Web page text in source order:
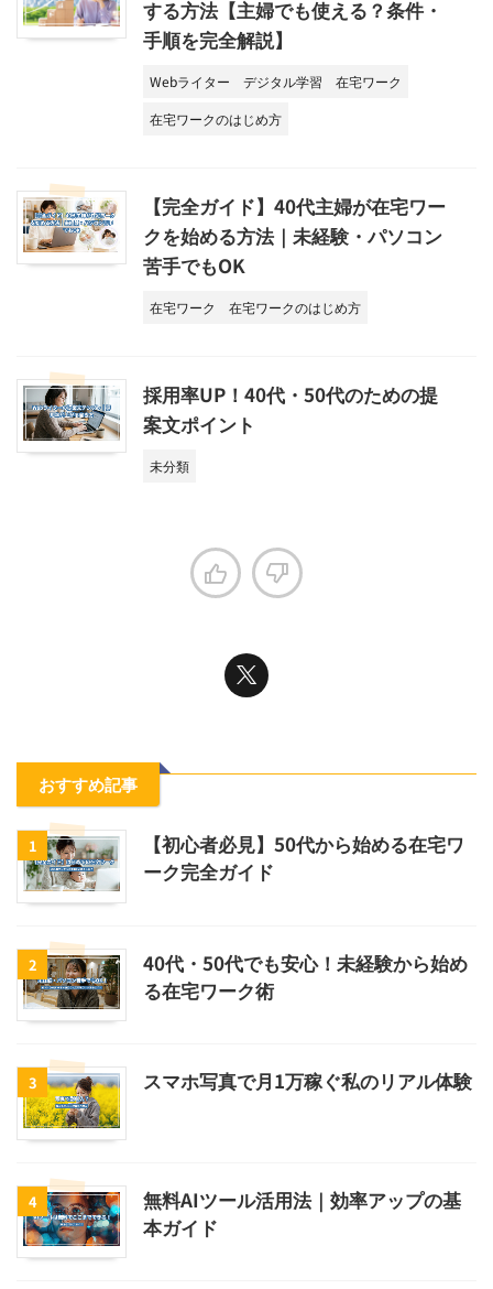
する方法【主婦でも使える？条件・
手順を完全解説】
Webライター デジタル学習
在宅ワーク
在宅ワークのはじめ方
【完全ガイド】40代主婦が在宅ワー
クを始める方法｜未経験・パソコン
苦手でもOK
在宅ワーク 在宅ワークのはじめ方
採用率UP！40代・50代のための提
案文ポイント
未分類
おすすめ記事
1
【初心者必見】50代から始める在宅ワ
ーク完全ガイド
2
40代・50代でも安心！未経験から始め
る在宅ワーク術
3 スマホ写真で月1万稼ぐ私のリアル体験
4
無料AIツール活用法｜効率アップの基
本ガイド